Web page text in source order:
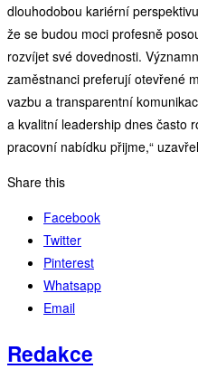
dlouhodobou kariérní
že se budou moci profesně
rozvíjet své dovednosti.
zaměstnanci preferují otevřené
vazbu a transparentní
a kvalitní leadership dnes často
pracovní nabídku přijme,“
Share this
Facebook
Twitter
Pinterest
Whatsapp
Email
Redakce